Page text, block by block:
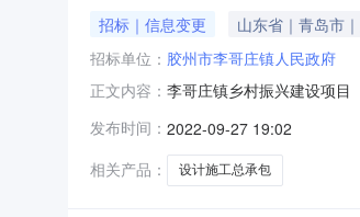
招标｜信息变更
山东省｜青岛市
招标单位： 胶州市李哥庄镇人民政府
正文内容： 李哥庄镇乡村振兴建设项目
振兴建设项目（小辛疃社
位：胶州市李哥庄镇人民政
发布时间： 2022-09-27 19:02
相关产品：
设计施工总承包